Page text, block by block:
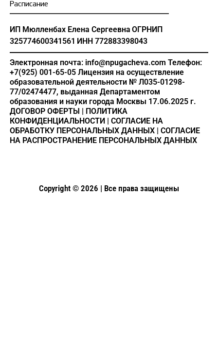
Расписание
ИП Мюлленбах Елена Сергеевна ОГРНИП
325774600341561 ИНН 772883398043
Электронная почта: info@npugacheva.com Телефон:
+7(925) 001-65-05 Лицензия на осуществление
образовательной деятельности № Л035-01298-
77/02474477, выданная Департаментом
образования и науки города Москвы 17.06.2025 г.
ДОГОВОР ОФЕРТЫ | ПОЛИТИКА
КОНФИДЕНЦИАЛЬНОСТИ | СОГЛАСИЕ НА
ОБРАБОТКУ ПЕРСОНАЛЬНЫХ ДАННЫХ | СОГЛАСИЕ
НА РАСПРОСТРАНЕНИЕ ПЕРСОНАЛЬНЫХ ДАННЫХ
Copyright © 2026 | Все права защищены